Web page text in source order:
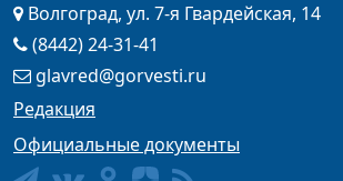
Волгоград, ул. 7-я Гвардейская, 14
(8442) 24-31-41
glavred@gorvesti.ru
Редакция
Официальные документы